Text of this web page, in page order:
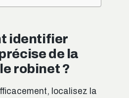
identifier
de la
robinet ?
localisez la